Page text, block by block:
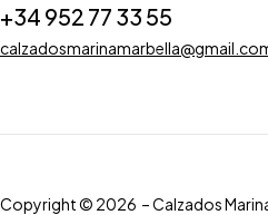
+34 952 77 33 55
Copyright © 2026 – Calzados